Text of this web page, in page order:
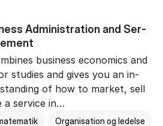
Ad­min­is­tra­tion and Ser­
business economics and
studies and gives you an in-
of how to market, sell
a service in…
Organisation og ledelse